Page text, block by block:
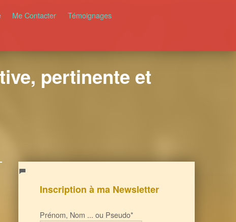
Me Contacter Témoignages
pertinente et
Inscription à ma Newsletter
Prénom, Nom ... ou Pseudo*